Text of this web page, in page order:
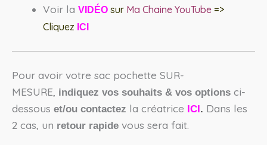
Voir la VIDÉO sur Ma Chaine YouTube=>
Cliquez ICI
Pour avoir votre sac pochette SUR-
MESURE, indiquez vos souhaits & vos options ci-
dessous et/ou contactez la créatrice ICI. Dans les
2 cas, un retour rapide vous sera fait.